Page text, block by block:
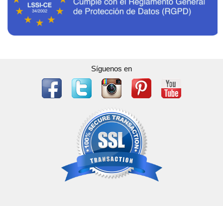
Síguenos en